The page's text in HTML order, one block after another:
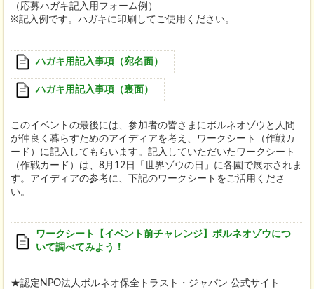
（応募ハガキ記入用フォーム例）
※記入例です。ハガキに印刷してご使用ください。
ハガキ用記入事項（宛名面）
ハガキ用記入事項（裏面）
このイベントの最後には、参加者の皆さまにボルネオゾウと人間
が仲良く暮らすためのアイディアを考え、ワークシート（作戦カ
ード）に記入してもらいます。記入していただいたワークシート
（作戦カード）は、8月12日「世界ゾウの日」に各園で展示されま
す。アイディアの参考に、下記のワークシートをご活用くださ
い。
ワークシート【イベント前チャレンジ】ボルネオゾウにつ
いて調べてみよう！
★認定NPO法人ボルネオ保全トラスト・ジャパン 公式サイト